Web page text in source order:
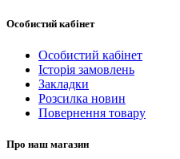
Особистий кабінет
Особистий кабінет
Історія замовлень
Закладки
Розсилка новин
Повернення товару
Про наш магазин